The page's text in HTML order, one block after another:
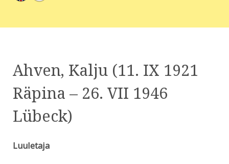
Ahven, Kalju (11. IX 1921
Räpina – 26. VII 1946
Lübeck)
Luuletaja